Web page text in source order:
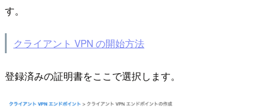
す。
クライアント VPN の開始方法
登録済みの証明書をここで選択します。